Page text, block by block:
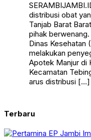
distribusi obat
Tanjab Barat
pihak
Dinas Kesehatan
melakukan
Apotek Manjur di
Kecamatan
arus distribusi […]
Terbaru